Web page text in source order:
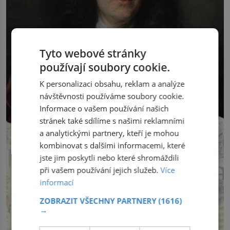
Tyto webové stránky
používají soubory cookie.
K personalizaci obsahu, reklam a analýze
návštěvnosti používáme soubory cookie.
Informace o vašem používání našich
stránek také sdílíme s našimi reklamními
a analytickými partnery, kteří je mohou
kombinovat s dalšími informacemi, které
jste jim poskytli nebo které shromáždili
při vašem používání jejich služeb.Více
informací
ZOBRAZIT VŠECHNY PARTNERY(1616)
→